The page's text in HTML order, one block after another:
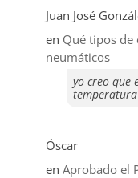
Juan José
en Qué tipos de
neumáticos
yo creo que
Óscar
en Aprobado el